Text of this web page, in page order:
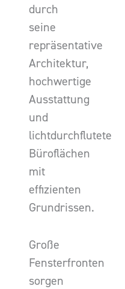
durch
seine
repräsentative
Architektur,
hochwertige
Ausstattung
und
lichtdurchflutete
Büroflächen
mit
effizienten
Grundrissen.
Große
Fensterfronten
sorgen